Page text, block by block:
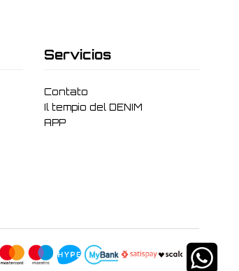
Servicios
Contato
Il tempio del DENIM
APP